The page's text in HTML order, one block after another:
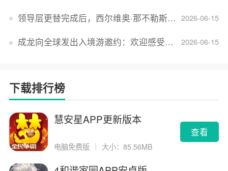
2026-06-15
领导层更替完成后，西尔维奥·那不勒斯出任Lucid首席执行官
2026-06-15
成龙向全球发出入境游邀约：欢迎感受无滤镜的真实中国
下载排行榜
慧安星APP更新版本
电脑免费版 ｜ 大小：85.56MB
查看